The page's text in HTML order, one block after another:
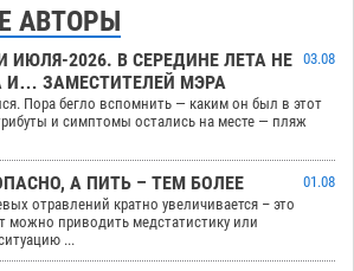
АВТОРЫ
ИЮЛЯ-2026. В СЕРЕДИНЕ ЛЕТА НЕ
И… ЗАМЕСТИТЕЛЕЙ МЭРА
03.08
Пора бегло вспомнить — каким он был в этот
и симптомы остались на месте — пляж
А ПИТЬ – ТЕМ БОЛЕЕ
01.08
отравлений кратно увеличивается – это
можно приводить медстатистику или
...